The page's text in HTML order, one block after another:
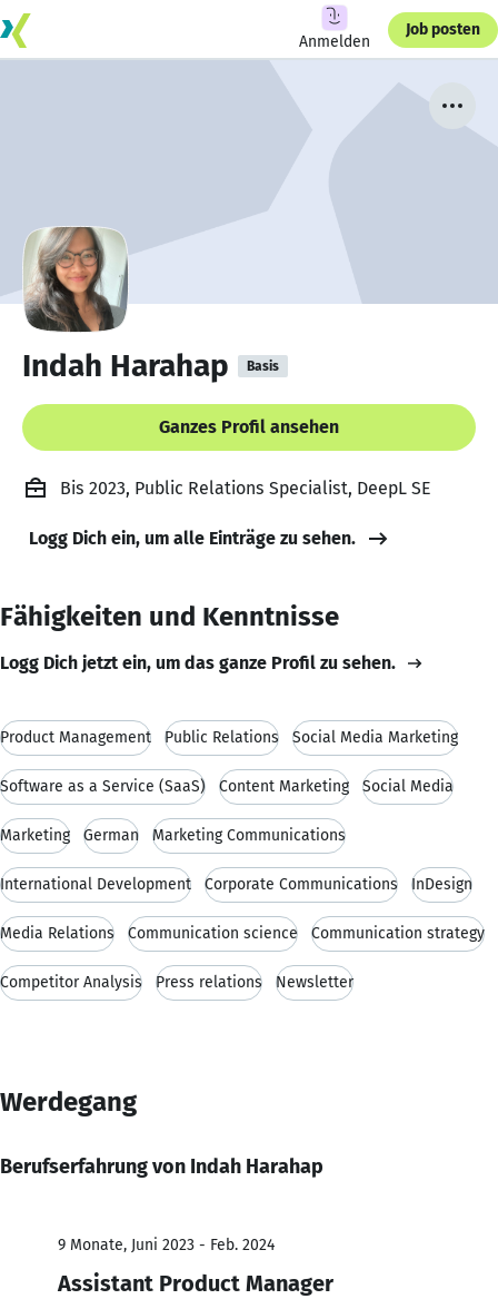
Anmelden
Job posten
Indah Harahap Basis
Ganzes Profil ansehen
Bis 2023, Public Relations Specialist, DeepL SE
Logg Dich ein, um alle Einträge zu sehen.
Fähigkeiten und Kenntnisse
Logg Dich jetzt ein, um das ganze Profil zu sehen.
Product Management Public Relations Social Media Marketing
Software as a Service (SaaS) Content Marketing Social Media
Marketing German Marketing Communications
International Development Corporate Communications InDesign
Media Relations Communication science Communication strategy
Competitor Analysis Press relations Newsletter
Werdegang
Berufserfahrung von Indah Harahap
9 Monate, Juni 2023 - Feb. 2024
Assistant Product Manager